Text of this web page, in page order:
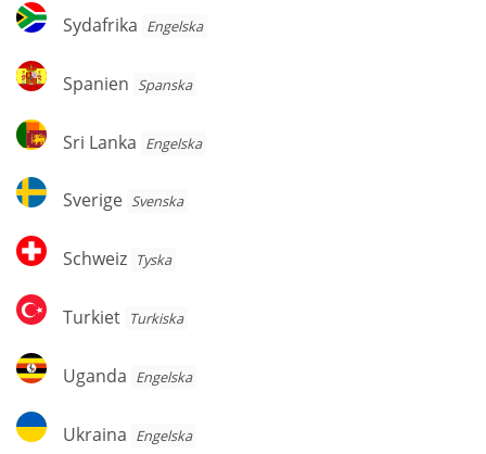
Sydafrika
Sydafrika Engelska
Spanien
Spanien Spanska
Sri
Lanka
Sri Lanka Engelska
Sverige
Sverige Svenska
Schweiz
Schweiz Tyska
Turkiet
Turkiet Turkiska
Uganda
Uganda Engelska
Ukraina
Ukraina Engelska